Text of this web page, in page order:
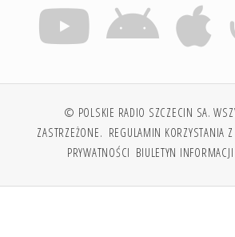
© POLSKIE RADIO SZCZECIN SA.
ZASTRZEŻONE. REGULAMIN KORZYSTANIA Z
PRYWATNOŚCI BIULETYN